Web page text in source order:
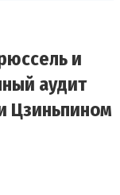
и
аудит
Цзиньпином